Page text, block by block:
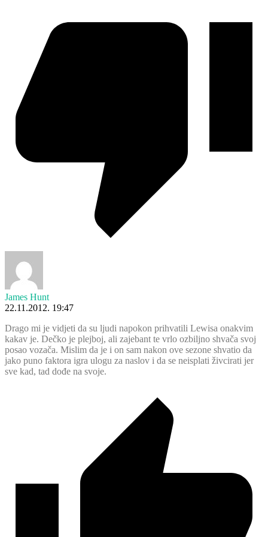
James Hunt
22.11.2012. 19:47
Drago mi je vidjeti da su ljudi napokon prihvatili Lewisa onakvim
kakav je. Dečko je plejboj, ali zajebant te vrlo ozbiljno shvača svoj
posao vozača. Mislim da je i on sam nakon ove sezone shvatio da
jako puno faktora igra ulogu za naslov i da se neisplati živcirati jer
sve kad, tad dođe na svoje.